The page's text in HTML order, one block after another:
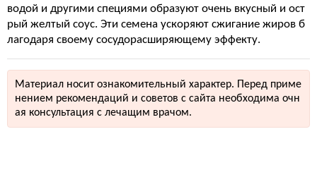
водой и другими специями образуют очень вкусный и ост
рый желтый соус. Эти семена ускоряют сжигание жиров б
лагодаря своему сосудорасширяющему эффекту.
Материал носит ознакомительный характер. Перед приме
нением рекомендаций и советов с сайта необходима очн
ая консультация с лечащим врачом.